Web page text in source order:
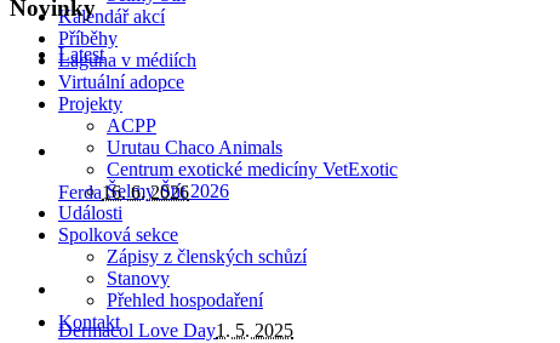
Kalendář akcí
Příběhy
Laguna v médiích
Virtuální adopce
Projekty
ACPP
Urutau Chaco Animals
Centrum exotické medicíny VetExotic
Šelmy Štít 2026
Události
Spolková sekce
Zápisy z členských schůzí
Stanovy
Přehled hospodaření
Kontakt
Novinky
Latest
Ferda16. 6. 2026
Dermacol Love Day1. 5. 2025